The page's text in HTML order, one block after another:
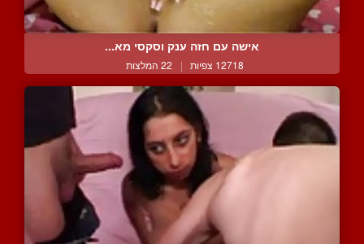
אישה עם חזה ענק וסקסי מא...
12718 צפיות | 22 המלצות